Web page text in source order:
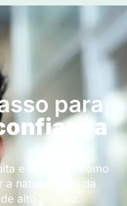
para
e descubra como
a naturalidade da
alto padrão.